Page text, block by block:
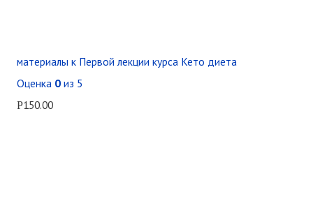
материалы к Первой лекции курса Кето диета
Оценка 0из 5
Р150.00